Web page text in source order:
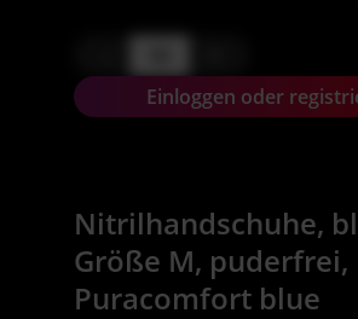
Einloggen oder
Nitrilhandschuhe,
Größe M, puderfrei,
Puracomfort blue